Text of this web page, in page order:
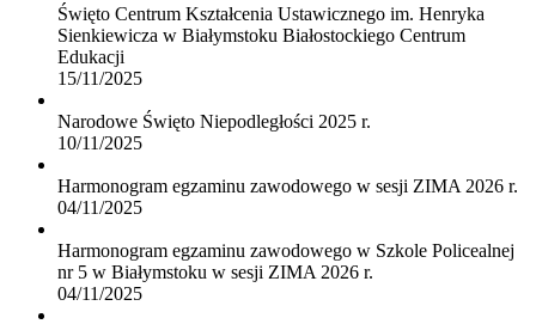
Święto Centrum Kształcenia Ustawicznego im. Henryka
Sienkiewicza w Białymstoku Białostockiego Centrum
Edukacji
15/11/2025
Narodowe Święto Niepodległości 2025 r.
10/11/2025
Harmonogram egzaminu zawodowego w sesji ZIMA 2026 r.
04/11/2025
Harmonogram egzaminu zawodowego w Szkole Policealnej
nr 5 w Białymstoku w sesji ZIMA 2026 r.
04/11/2025